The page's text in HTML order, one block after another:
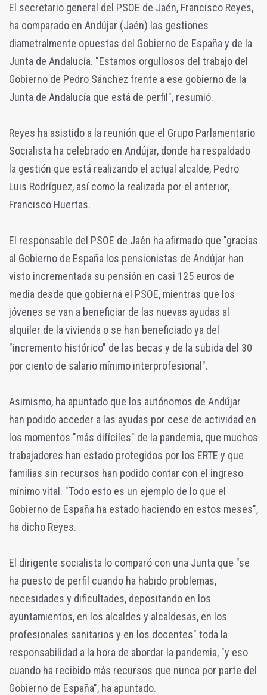
El secretario general del PSOE de Jaén, Francisco Reyes,
ha comparado en Andújar (Jaén) las gestiones
diametralmente opuestas del Gobierno de España y de la
Junta de Andalucía. "Estamos orgullosos del trabajo del
Gobierno de Pedro Sánchez frente a ese gobierno de la
Junta de Andalucía que está de perfil", resumió.
Reyes ha asistido a la reunión que el Grupo Parlamentario
Socialista ha celebrado en Andújar, donde ha respaldado
la gestión que está realizando el actual alcalde, Pedro
Luis Rodríguez, así como la realizada por el anterior,
Francisco Huertas.
El responsable del PSOE de Jaén ha afirmado que "gracias
al Gobierno de España los pensionistas de Andújar han
visto incrementada su pensión en casi 125 euros de
media desde que gobierna el PSOE, mientras que los
jóvenes se van a beneficiar de las nuevas ayudas al
alquiler de la vivienda o se han beneficiado ya del
"incremento histórico" de las becas y de la subida del 30
por ciento de salario mínimo interprofesional".
Asimismo, ha apuntado que los autónomos de Andújar
han podido acceder a las ayudas por cese de actividad en
los momentos "más difíciles" de la pandemia, que muchos
trabajadores han estado protegidos por los ERTE y que
familias sin recursos han podido contar con el ingreso
mínimo vital. "Todo esto es un ejemplo de lo que el
Gobierno de España ha estado haciendo en estos meses",
ha dicho Reyes.
El dirigente socialista lo comparó con una Junta que "se
ha puesto de perfil cuando ha habido problemas,
necesidades y dificultades, depositando en los
ayuntamientos, en los alcaldes y alcaldesas, en los
profesionales sanitarios y en los docentes" toda la
responsabilidad a la hora de abordar la pandemia, "y eso
cuando ha recibido más recursos que nunca por parte del
Gobierno de España", ha apuntado.